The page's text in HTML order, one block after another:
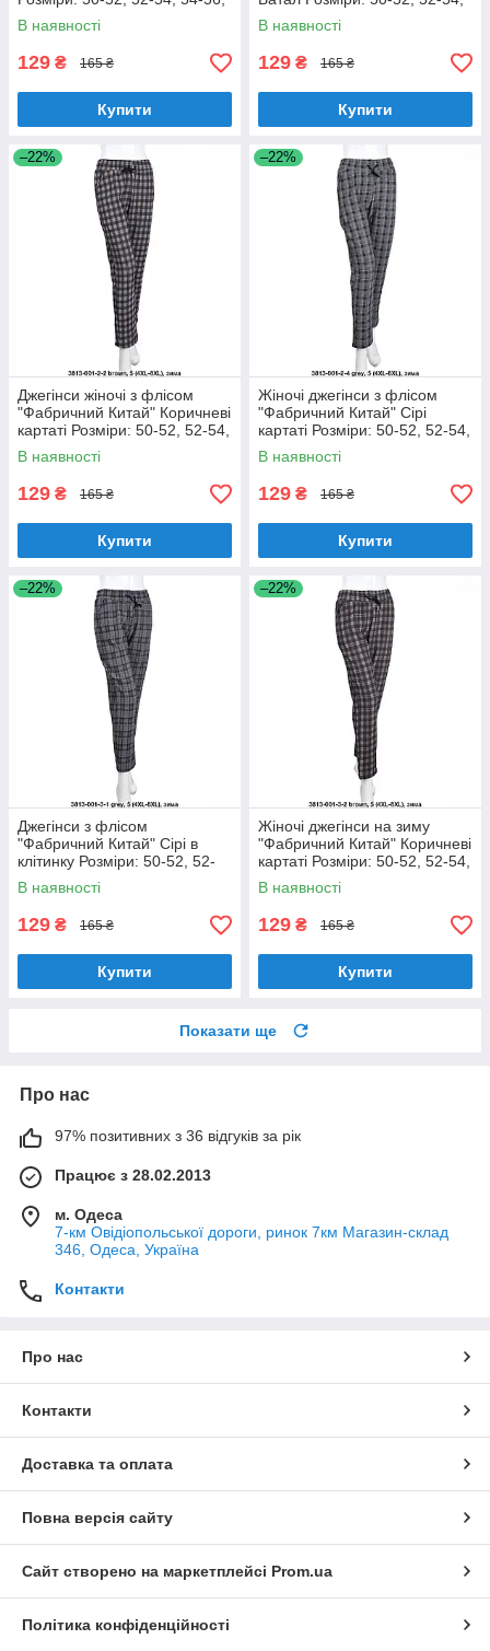
56-58 (18128-3)
В наявності
129 ₴ 165 ₴
Купити
54-56, 56-58 (18128-4)
В наявності
129 ₴ 165 ₴
Купити
–22%
Джегінси жіночі з флісом
"Фабричний Китай" Коричневі
картаті Розміри: 50-52, 52-54,
54-56, 56-58 (18128-5)
В наявності
129 ₴ 165 ₴
Купити
–22%
Жіночі джегінси з флісом
"Фабричний Китай" Сірі
картаті Розміри: 50-52, 52-54,
54-56, 56-58 (18128-6)
В наявності
129 ₴ 165 ₴
Купити
–22%
Джегінси з флісом
"Фабричний Китай" Сірі в
клітинку Розміри: 50-52, 52-
54, 54-56, 56-58 (18128-7)
В наявності
129 ₴ 165 ₴
Купити
–22%
Жіночі джегінси на зиму
"Фабричний Китай" Коричневі
картаті Розміри: 50-52, 52-54,
54-56, 56-58 (18128-8)
В наявності
129 ₴ 165 ₴
Купити
Показати ще
Про нас
97% позитивних з 36 відгуків за рік
Працює з 28.02.2013
м. Одеса
7-км Овідіопольської дороги, ринок 7км Магазин-склад
346, Одеса, Україна
Контакти
Про нас
Контакти
Доставка та оплата
Повна версія сайту
Сайт створено на маркетплейсі Prom.ua
Політика конфіденційності